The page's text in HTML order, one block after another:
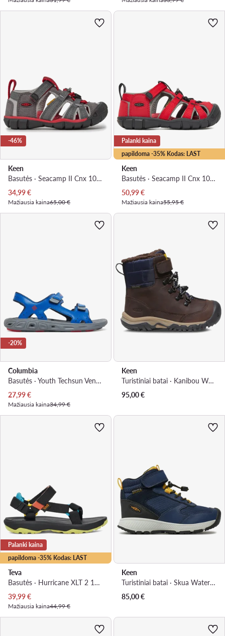
-46%
Keen
Basutės · Seacamp II Cnx 1022970 · Pilka
Dabartinė kaina
34,99€
Mažiausia kaina65,00 €
papildoma -35% Kodas: LAST
Palanki kaina
Keen
Basutės · Seacamp II Cnx 1014470 · Raudona
Dabartinė kaina
50,99€
Mažiausia kaina55,95 €
-20%
Columbia
Basutės · Youth Techsun Vent BY4566 · Mėlyna
Dabartinė kaina
27,99€
Mažiausia kaina34,99 €
Keen
Turistiniai batai · Kanibou Wp 1028086-10 · Ruda
95,00€
papildoma -35% Kodas: LAST
Palanki kaina
Teva
Basutės · Hurricane XLT 2 1019390C · Juoda
Dabartinė kaina
39,99€
Mažiausia kaina44,99 €
Keen
Turistiniai batai · Skua Waterproof Boot 1029627 · Tamsiai mėlyna
85,00€